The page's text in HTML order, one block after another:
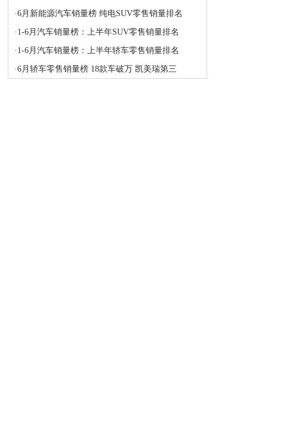
·6月新能源汽车销量榜 纯电SUV零售销量排名
· 1-6月汽车销量榜：上半年SUV零售销量排名
· 1-6月汽车销量榜：上半年轿车零售销量排名
·6月轿车零售销量榜 18款车破万 凯美瑞第三